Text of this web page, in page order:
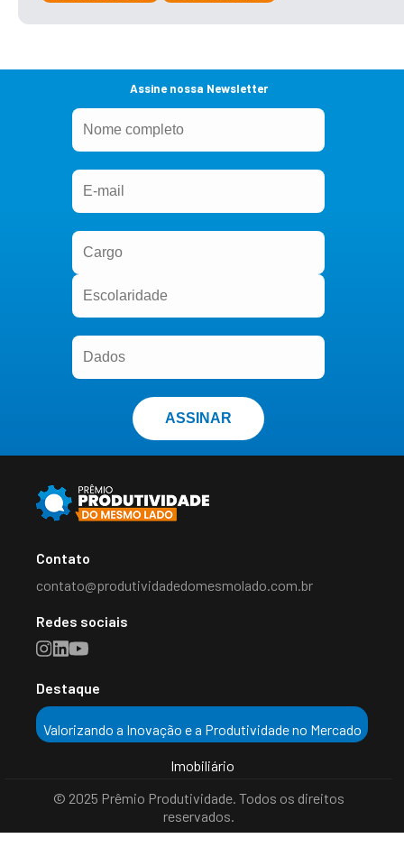
Assine nossa Newsletter
Contato
contato@produtividadedomesmolado.com.br
Redes sociais
Destaque
Valorizando a Inovação e a Produtividade no Mercado
Imobiliário
© 2025 Prêmio Produtividade. Todos os direitos
reservados.